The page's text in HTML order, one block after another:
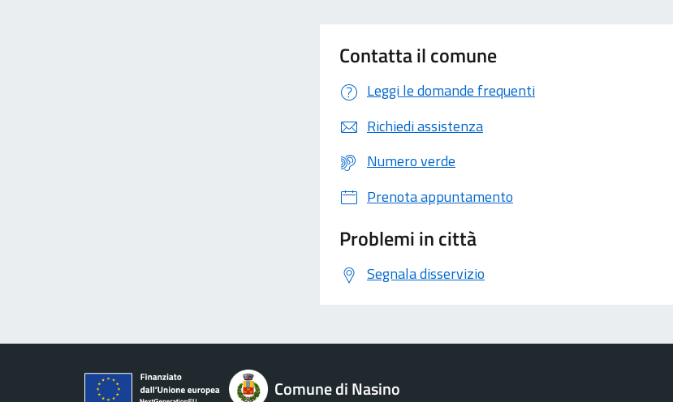
Contatta il comune
Leggi le domande frequenti
Richiedi assistenza
Numero verde
Prenota appuntamento
Problemi in città
Segnala disservizio
Comune di Nasino